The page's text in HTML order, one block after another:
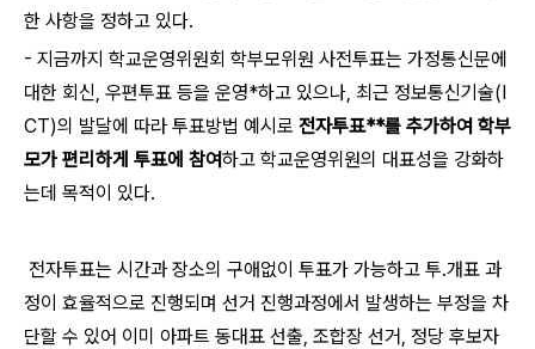
한 사항을 정하고 있다.
- 지금까지 학교운영위원회 학부모위원 사전투표는 가정통신문에
대한 회신, 우편투표 등을 운영*하고 있으나, 최근 정보통신기술(I
CT)의 발달에 따라 투표방법 예시로 전자투표**를 추가하여 학부
모가 편리하게 투표에 참여하고 학교운영위원의 대표성을 강화하
는데 목적이 있다.
전자투표는 시간과 장소의 구애없이 투표가 가능하고 투․개표 과
정이 효율적으로 진행되며 선거 진행과정에서 발생하는 부정을 차
단할 수 있어 이미 아파트 동대표 선출, 조합장 선거, 정당 후보자